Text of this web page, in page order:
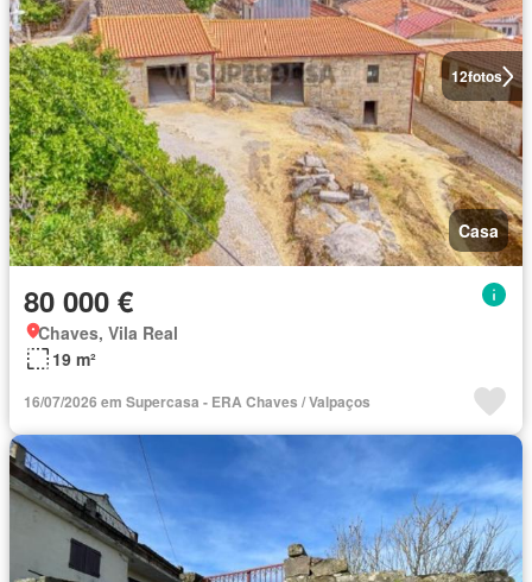
12fotos
Casa
80 000 €
Chaves, Vila Real
19 m²
16/07/2026 em Supercasa - ERA Chaves / Valpaços